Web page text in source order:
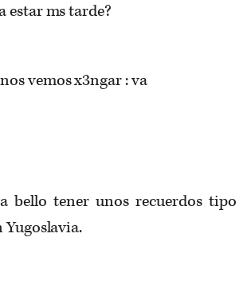
estar ms tarde?
vemos x3ngar : va
bello tener unos recuerdos tipo
Yugoslavia.